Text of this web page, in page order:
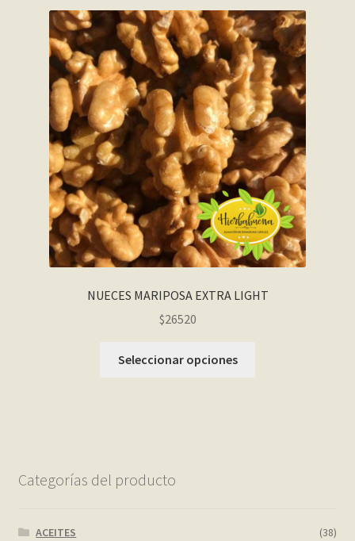
NUECES MARIPOSA EXTRA LIGHT
$26520
Seleccionar opciones
Categorías del producto
ACEITES
(38)